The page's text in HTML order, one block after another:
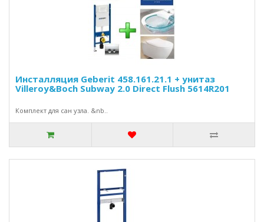
Инсталляция Geberit 458.161.21.1 + унитаз
Villeroy&Boch Subway 2.0 Direct Flush 5614R201
Комплект для сан узла. &nb..